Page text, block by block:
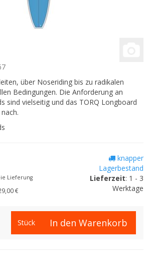
über Noseriding bis zu radikalen
Bedingungen. Die Anforderung an
sind vielseitig und das TORQ Longboard
Lieferung
€
knapper
Lagerbestand
Lieferzeit: 1 - 3
Werktage
Stück In den Warenkorb